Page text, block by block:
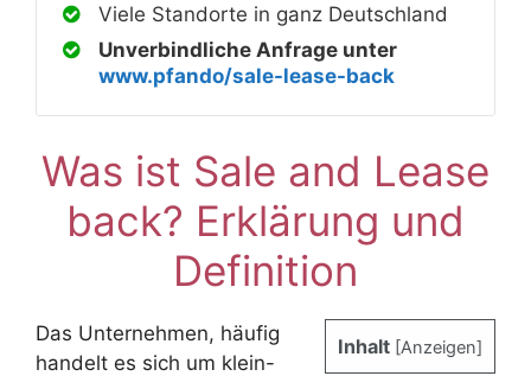
Viele Standorte in ganz Deutschland
Unverbindliche Anfrage unter
www.pfando/sale-lease-back
Was ist Sale and Lease
back? Erklärung und
Definition
Inhalt [Anzeigen]
Das Unternehmen, häufig
handelt es sich um klein-